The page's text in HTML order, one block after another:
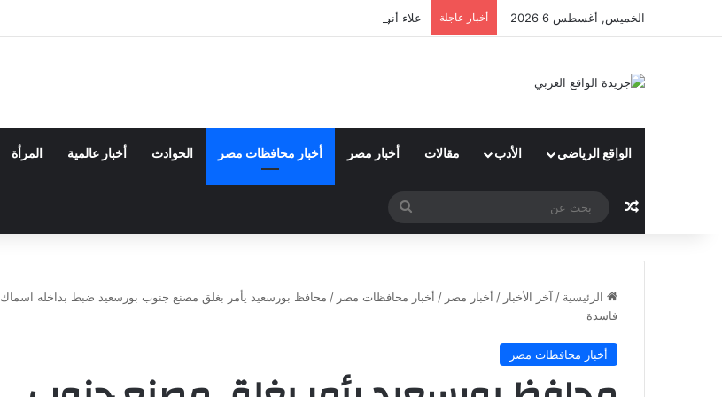
الخميس, أغسطس 6 2026 أخبار عاجلة علاء أنور : شعبة الهندسة الكيميائية والنووية تعرف التنافس ولا تعرف الصراعات
الواقع الرياضي الأدب مقالات أخبار مصر أخبار محافظات مصر الحوادث أخبار عالمية المرأة
مقال عشوائي
بحث
عن
الرئيسية / آخر الأخبار / أخبار مصر / أخبار محافظات مصر / محافظ بورسعيد يأمر بغلق مصنع جنوب بورسعيد ضبط بداخله اسماك
فاسدة
أخبار محافظات مصر